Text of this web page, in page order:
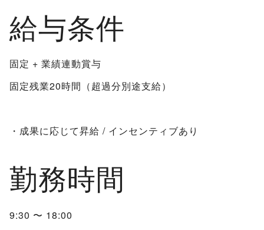
給与条件
固定 + 業績連動賞与
固定残業20時間（超過分別途支給）
・成果に応じて昇給 / インセンティブあり
勤務時間
9:30 〜 18:00